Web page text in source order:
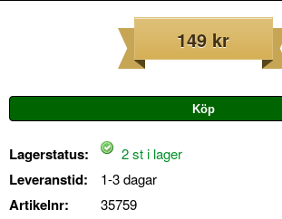
149 kr
Lagerstatus: 2 st i lager
Leveranstid: 1-3 dagar
Artikelnr: 35759